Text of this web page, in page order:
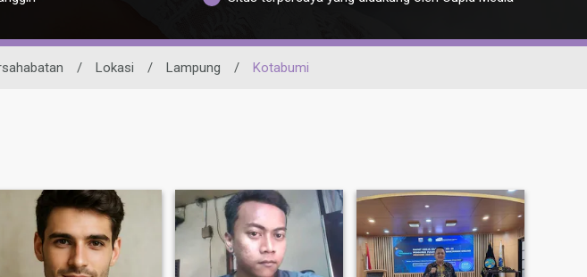
/ Lokasi / Lampung / Kotabumi